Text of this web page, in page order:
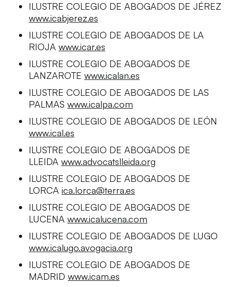
ILUSTRE COLEGIO DE ABOGADOS DE JÉREZ
www.icabjerez.es
ILUSTRE COLEGIO DE ABOGADOS DE LA
RIOJA www.icar.es
ILUSTRE COLEGIO DE ABOGADOS DE
LANZAROTE www.icalan.es
ILUSTRE COLEGIO DE ABOGADOS DE LAS
PALMAS www.icalpa.com
ILUSTRE COLEGIO DE ABOGADOS DE LEÓN
www.ical.es
ILUSTRE COLEGIO DE ABOGADOS DE
LLEIDA www.advocatslleida.org
ILUSTRE COLEGIO DE ABOGADOS DE
LORCA ica.lorca@terra.es
ILUSTRE COLEGIO DE ABOGADOS DE
LUCENA www.icalucena.com
ILUSTRE COLEGIO DE ABOGADOS DE LUGO
www.icalugo.avogacia.org
ILUSTRE COLEGIO DE ABOGADOS DE
MADRID www.icam.es